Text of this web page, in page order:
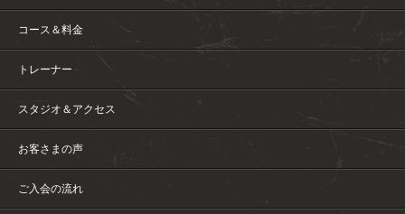
コース＆料金
トレーナー
スタジオ＆アクセス
お客さまの声
ご入会の流れ